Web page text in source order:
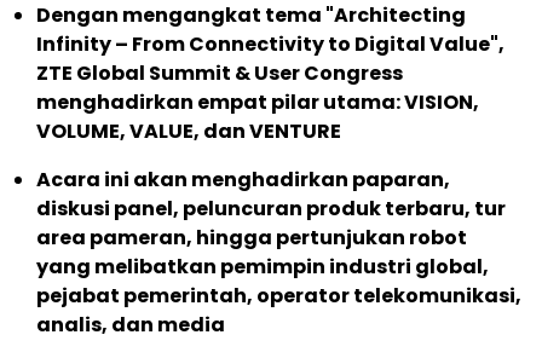
Dengan mengangkat tema "Architecting
Infinity – From Connectivity to Digital Value",
ZTE Global Summit & User Congress
menghadirkan empat pilar utama: VISION,
VOLUME, VALUE, dan VENTURE
Acara ini akan menghadirkan paparan,
diskusi panel, peluncuran produk terbaru, tur
area pameran, hingga pertunjukan robot
yang melibatkan pemimpin industri global,
pejabat pemerintah, operator telekomunikasi,
analis, dan media